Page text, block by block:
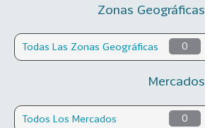
Zonas Geográficas
Todas Las Zonas Geográficas 0
Mercados
Todos Los Mercados 0